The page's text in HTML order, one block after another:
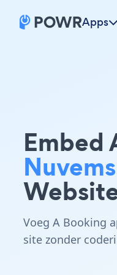
Apps
Embed
Voeg A Booking
site zonder